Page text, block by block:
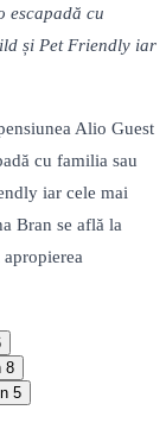
escapadă cu
și Pet Friendly iar
Alio Guest
cu familia sau
iar cele mai
Bran se află la
8
5